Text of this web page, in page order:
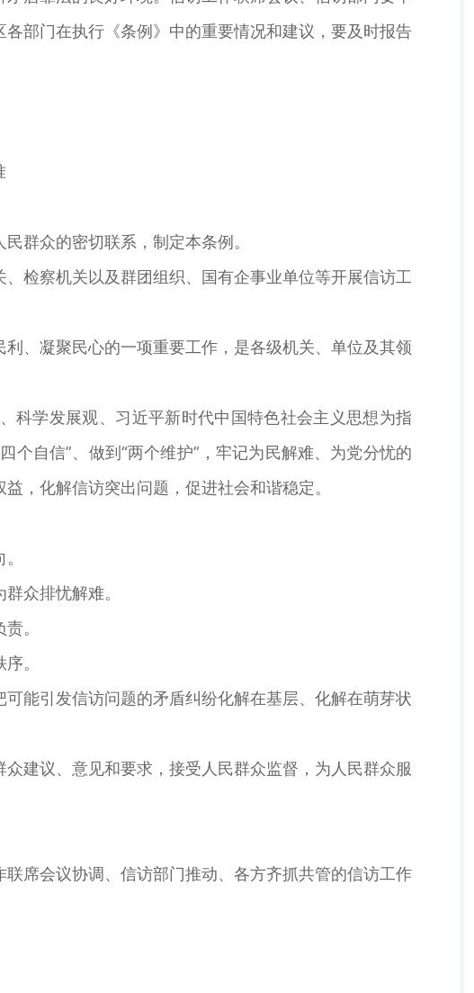
部门在执行《条例》中的重要情况和建议，要及时报告
群众的密切联系，制定本条例。
检察机关以及群团组织、国有企事业单位等开展信访工
、凝聚民心的一项重要工作，是各级机关、单位及其领
科学发展观、习近平新时代中国特色社会主义思想为指
个自信”、做到“两个维护”，牢记为民解难、为党分忧的
，化解信访突出问题，促进社会和谐稳定。
众排忧解难。
。
。
能引发信访问题的矛盾纠纷化解在基层、化解在萌芽状
建议、意见和要求，接受人民群众监督，为人民群众服
席会议协调、信访部门推动、各方齐抓共管的信访工作